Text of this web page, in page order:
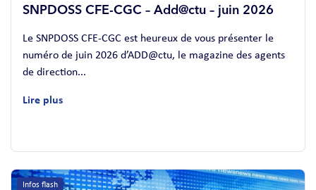
SNPDOSS CFE-CGC – Add@ctu – juin 2026
Le SNPDOSS CFE-CGC est heureux de vous présenter le
numéro de juin 2026 d’ADD@ctu, le magazine des agents
de direction...
Lire plus
Infos flash